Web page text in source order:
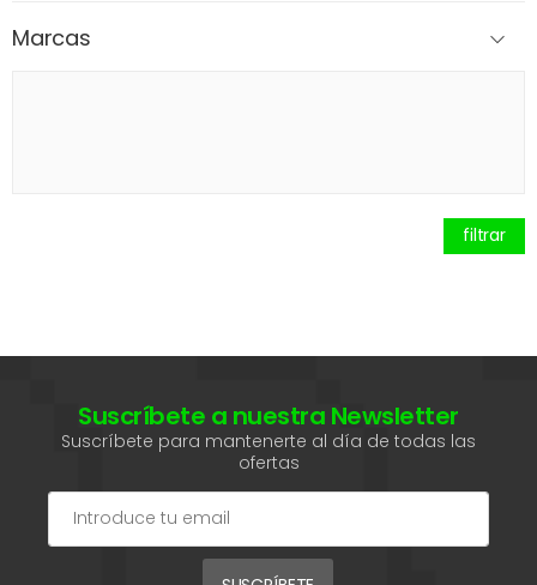
Marcas
filtrar
Suscríbete a nuestra Newsletter
Suscríbete para mantenerte al día de todas las
ofertas